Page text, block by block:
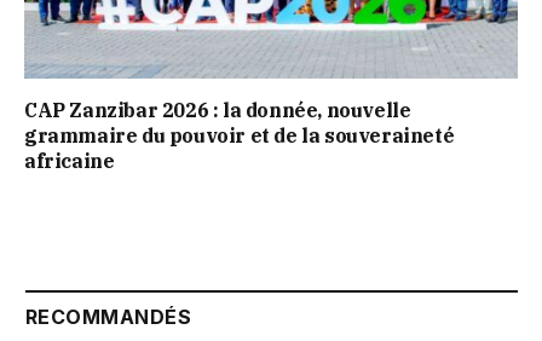
CAP Zanzibar 2026 : la donnée, nouvelle
grammaire du pouvoir et de la souveraineté
africaine
RECOMMANDÉS